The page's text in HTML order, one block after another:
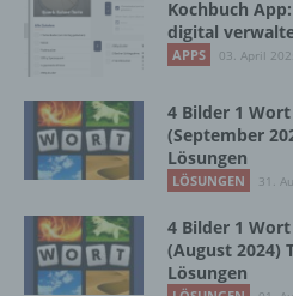
Kochbuch
digital
APPS 03. April
4 Bilder 1
(September
Lösungen
LÖSUNGEN 31.
4 Bilder 1
(August 2024)
Lösungen
vorherzusagen.
Pseudonymisierung
personenbezogener
auf welche die
ohne Hinzuziehung
Informationen nicht
betroffenen Person
können, sofern diese